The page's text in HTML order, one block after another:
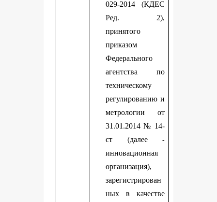
029-2014 (КДЕС
Ред. 2),
принятого
приказом
Федерального
агентства по
техническому
регулированию и
метрологии от
31.01.2014 № 14-
ст (далее -
инновационная
организация),
зарегистрирован
ных в качестве